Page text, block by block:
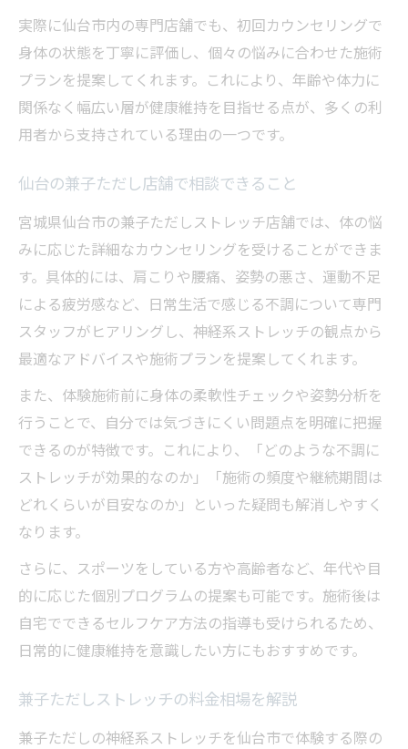
実際に仙台市内の専門店舗でも、初回カウンセリングで
身体の状態を丁寧に評価し、個々の悩みに合わせた施術
プランを提案してくれます。これにより、年齢や体力に
関係なく幅広い層が健康維持を目指せる点が、多くの利
用者から支持されている理由の一つです。
仙台の兼子ただし店舗で相談できること
宮城県仙台市の兼子ただしストレッチ店舗では、体の悩
みに応じた詳細なカウンセリングを受けることができま
す。具体的には、肩こりや腰痛、姿勢の悪さ、運動不足
による疲労感など、日常生活で感じる不調について専門
スタッフがヒアリングし、神経系ストレッチの観点から
最適なアドバイスや施術プランを提案してくれます。
また、体験施術前に身体の柔軟性チェックや姿勢分析を
行うことで、自分では気づきにくい問題点を明確に把握
できるのが特徴です。これにより、「どのような不調に
ストレッチが効果的なのか」「施術の頻度や継続期間は
どれくらいが目安なのか」といった疑問も解消しやすく
なります。
さらに、スポーツをしている方や高齢者など、年代や目
的に応じた個別プログラムの提案も可能です。施術後は
自宅でできるセルフケア方法の指導も受けられるため、
日常的に健康維持を意識したい方にもおすすめです。
兼子ただしストレッチの料金相場を解説
兼子ただしの神経系ストレッチを仙台市で体験する際の